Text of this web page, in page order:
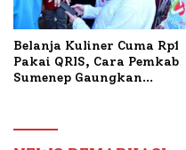
Belanja Kuliner Cuma Rp1
Pakai QRIS, Cara Pemkab
Sumenep Gaungkan